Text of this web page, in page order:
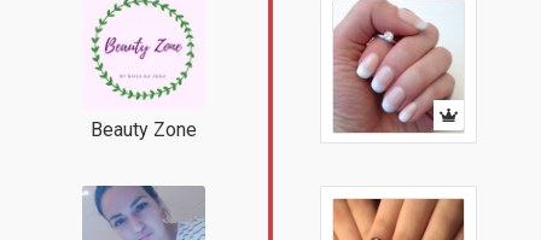
Beauty Zone